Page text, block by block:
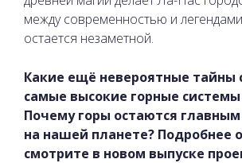
между современностью и
остается незаметной.
Какие ещё невероятные тайны
самые высокие горные
Почему горы остаются
на нашей планете? Подробнее
смотрите в новом выпуске